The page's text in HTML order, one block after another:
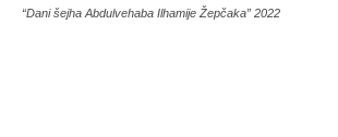
“Dani šejha Abdulvehaba Ilhamije Žepčaka” 2022